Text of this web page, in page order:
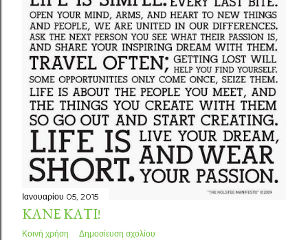
Ιανουαρίου 05, 2015
ΚΆΝΕ ΚΆΤΙ!
Κοινή χρήση Δημοσίευση σχολίου